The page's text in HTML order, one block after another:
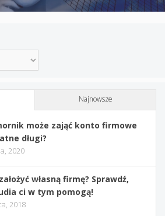
Najnowsze
może zająć konto firmowe
długi?
2020
własną firmę? Sprawdź,
ci w tym pomogą!
2018